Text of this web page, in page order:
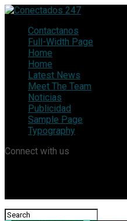
Contactanos
Full-Width Page
Home
Home
Latest News
Meet The Team
Noticias
Publicidad
Sample Page
Typography
Connect with us